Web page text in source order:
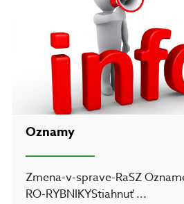
Oznamy
Zmena-v-sprave-RaSZ
RO-RYBNIKYStiahnuť...